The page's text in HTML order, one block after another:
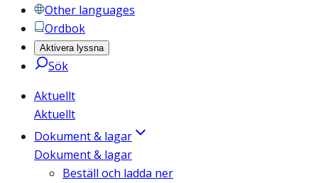
Other languages
Ordbok
Aktivera lyssna
Sök
Aktuellt
Aktuellt
Dokument & lagar
Dokument & lagar
Beställ och ladda ner